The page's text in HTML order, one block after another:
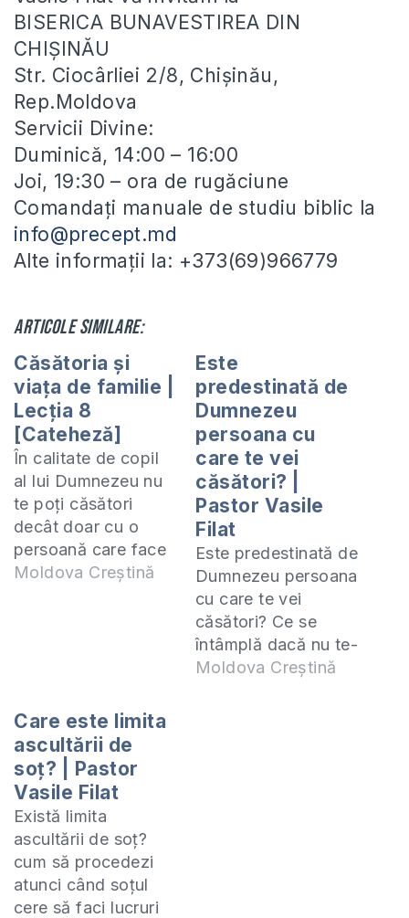
BISERICA BUNAVESTIREA DIN
CHIȘINĂU
Str. Ciocârliei 2/8, Chișinău,
Rep.Moldova
Servicii Divine:
Duminică, 14:00 – 16:00
Joi, 19:30 – ora de rugăciune
Comandați manuale de studiu biblic la
info@precept.md
Alte informații la: +373(69)966779
Articole similare:
Căsătoria și
viața de familie |
Lecția 8
[Cateheză]
În calitate de copil
al lui Dumnezeu nu
te poți căsători
decât doar cu o
persoană care face
parte din același
Dumnezeu cu privire
la căsătorie. De
asemenea, în zilele
noastre au ajuns să
ﬁe acceptate…
Moldova Creștină
Este
predestinată de
Dumnezeu
persoana cu
care te vei
căsători? |
Pastor Vasile
Filat
Este predestinată de
Dumnezeu persoana
cu care te vei
căsători? Ce se
întâmplă dacă nu te-
ai căsătorit cu
Moldova Creștină
Care este limita
ascultării de
soț? | Pastor
Vasile Filat
Există limita
ascultării de soț?
cum să procedezi
atunci când soțul
cere să faci lucruri